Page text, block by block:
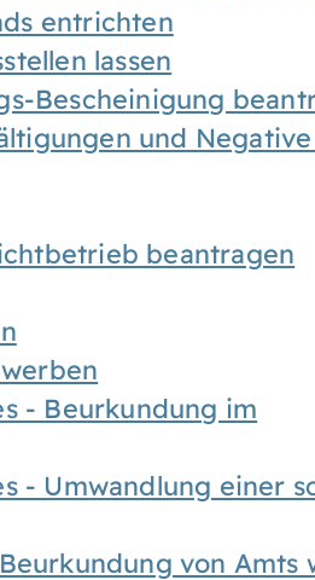
entrichten
lassen
Bescheinigung
und
beantragen
- Beurkundung im
- Umwandlung einer
von Amts